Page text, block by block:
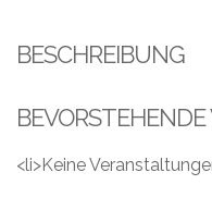
Über
Fotos,
Events
BESCHREIBUNG
<li>Keine